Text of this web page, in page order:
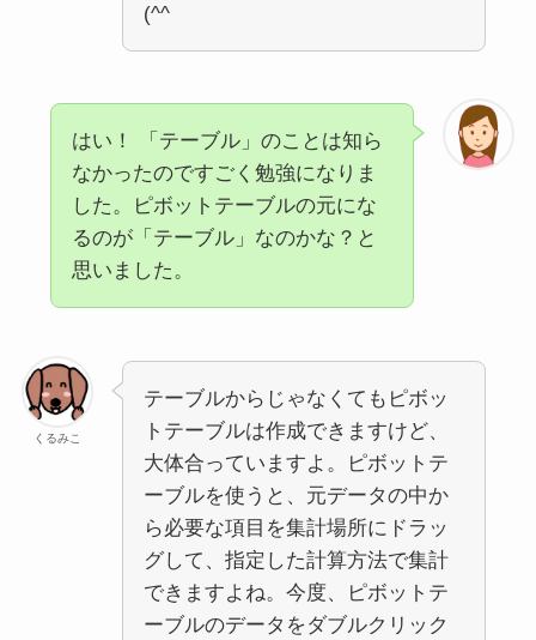
(^^ゞ
はい！ 「テーブル」のことは知ら
なかったのですごく勉強になりま
した。ピボットテーブルの元にな
るのが「テーブル」なのかな？と
思いました。
くるみこ
テーブルからじゃなくてもピボッ
トテーブルは作成できますけど、
大体合っていますよ。ピボットテ
ーブルを使うと、元データの中か
ら必要な項目を集計場所にドラッ
グして、指定した計算方法で集計
できますよね。今度、ピボットテ
ーブルのデータをダブルクリック